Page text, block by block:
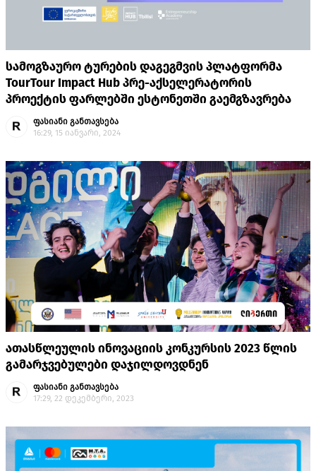
სამოგზაურო ტურების დაგეგმვის პლატფორმა
TourTour Impact Hub პრე-აქსელერატორის
პროექტის ფარლებში ესტონეთში გაემგზავრება
ფასიანი განთავსება
16:29, 15 იანვარი, 2024
ათასწლეულის ინოვაციის კონკურსის 2023 წლის
გამარჯვებულები დაჯილდოვდნენ
ფასიანი განთავსება
17:29, 22 დეკემბერი, 2023